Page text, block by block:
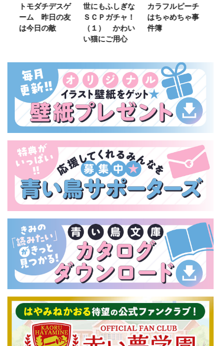
トモダチデスゲ
ーム 昨日の友
は今日の敵
世にもふしぎな
ＳＣＰガチャ！
（１） かわい
い猫にご用心
カラフルピーチ
はちゃめちゃ事
件簿